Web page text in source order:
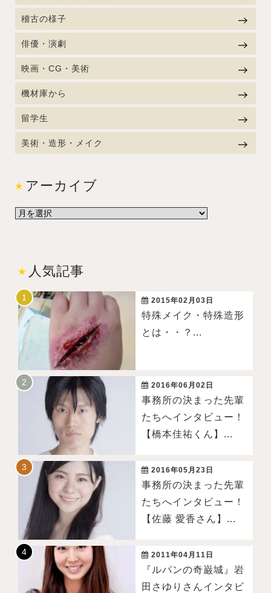
稽古の様子
俳優・演劇
映画・CG・美術
機材庫から
留学生
美術・造形・メイク
アーカイブ
人気記事
2015年02月03日
特殊メイク・特殊造形
とは・・？...
2016年06月02日
事務所の決まった先輩
たちへインタビュー！
【橋本佳祐くん】...
2016年05月23日
事務所の決まった先輩
たちへインタビュー！
【佐藤 愛香さん】...
2011年04月11日
『ルパンの奇巌城』岩
田さゆりさんインタビ